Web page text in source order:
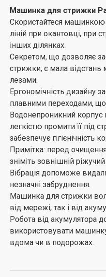
Машинка для стрижки
Скористайтеся
ліній при окантовці, при
інших ділянках.
Секретом, що дозволяє
стрижки, є мала
лезами.
Ергономічність дизайну
плавними переходами,
Водонепроникний
легкістю промити її під
забезпечує гігієнічність
Примітка: перед
зніміть зовнішній
Вібрація допоможе
незначні забруднення.
Машинка для стрижки
від мережі, так і від
Робота від акумулятора
використовувати
вдома чи в подорожах.